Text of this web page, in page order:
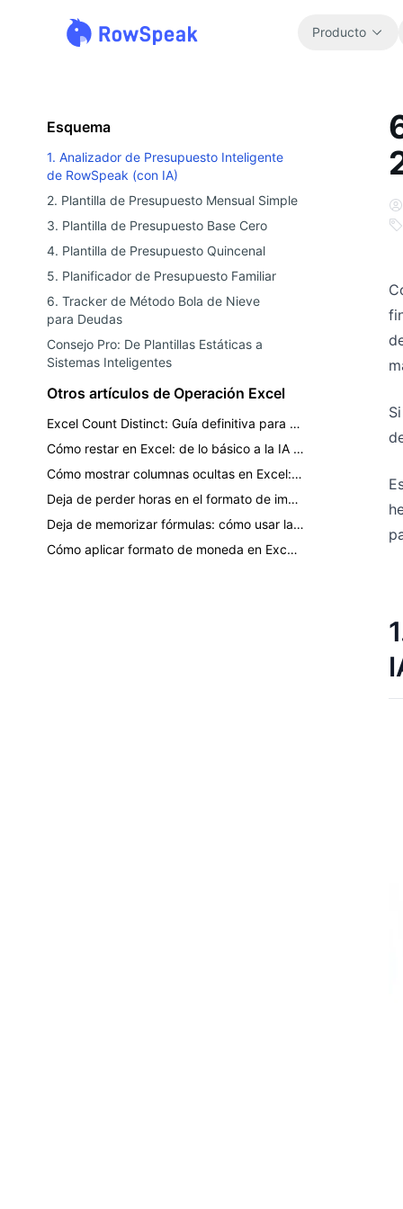
Producto
Esquema
1. Analizador de Presupuesto Inteligente
de RowSpeak (con IA)
2. Plantilla de Presupuesto Mensual Simple
3. Plantilla de Presupuesto Base Cero
4. Plantilla de Presupuesto Quincenal
5. Planificador de Presupuesto Familiar
6. Tracker de Método Bola de Nieve
para Deudas
Consejo Pro: De Plantillas Estáticas a
Sistemas Inteligentes
Otros artículos de Operación Excel
Excel Count Distinct: Guía definitiva para contar valores únicos
Cómo restar en Excel: de lo básico a la IA de un clic
Cómo mostrar columnas ocultas en Excel: los métodos más rápidos para cada situación
Deja de perder horas en el formato de impresión: Cómo preparar cualquier hoja de Excel para imprimir con IA
Deja de memorizar fórmulas: cómo usar la función PI de Excel y dejar que la IA haga los cálculos
Cómo aplicar formato de moneda en Excel como un profesional (Guía paso a paso)